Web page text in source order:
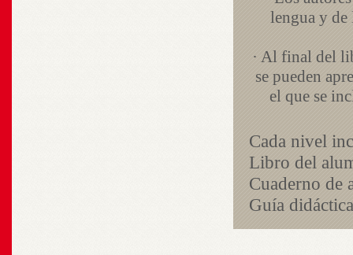
lengua y de
· Al final del
se pueden
el que se
Cada nivel
Libro del
Cuaderno de
Guía didáctica